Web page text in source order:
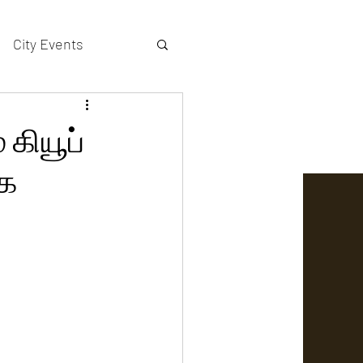
City Events
actors gallery